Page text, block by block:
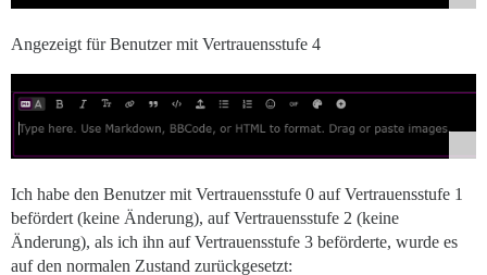
Angezeigt für Benutzer mit Vertrauensstufe 4
Ich habe den Benutzer mit Vertrauensstufe 0 auf Vertrauensstufe 1
befördert (keine Änderung), auf Vertrauensstufe 2 (keine
Änderung), als ich ihn auf Vertrauensstufe 3 beförderte, wurde es
auf den normalen Zustand zurückgesetzt: